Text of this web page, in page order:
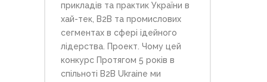
прикладів та практик України в
хай-тек, В2В та промислових
сегментах в сфері ідейного
лідерства. Проект. Чому цей
конкурс Протягом 5 років в
спільноті B2B Ukraine ми